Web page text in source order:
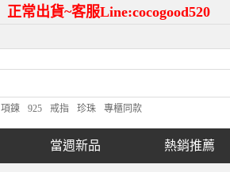
正常出貨~客服Line:cocogood520
項鍊 925 戒指 珍珠 專櫃同款
當週新品 熱銷推薦